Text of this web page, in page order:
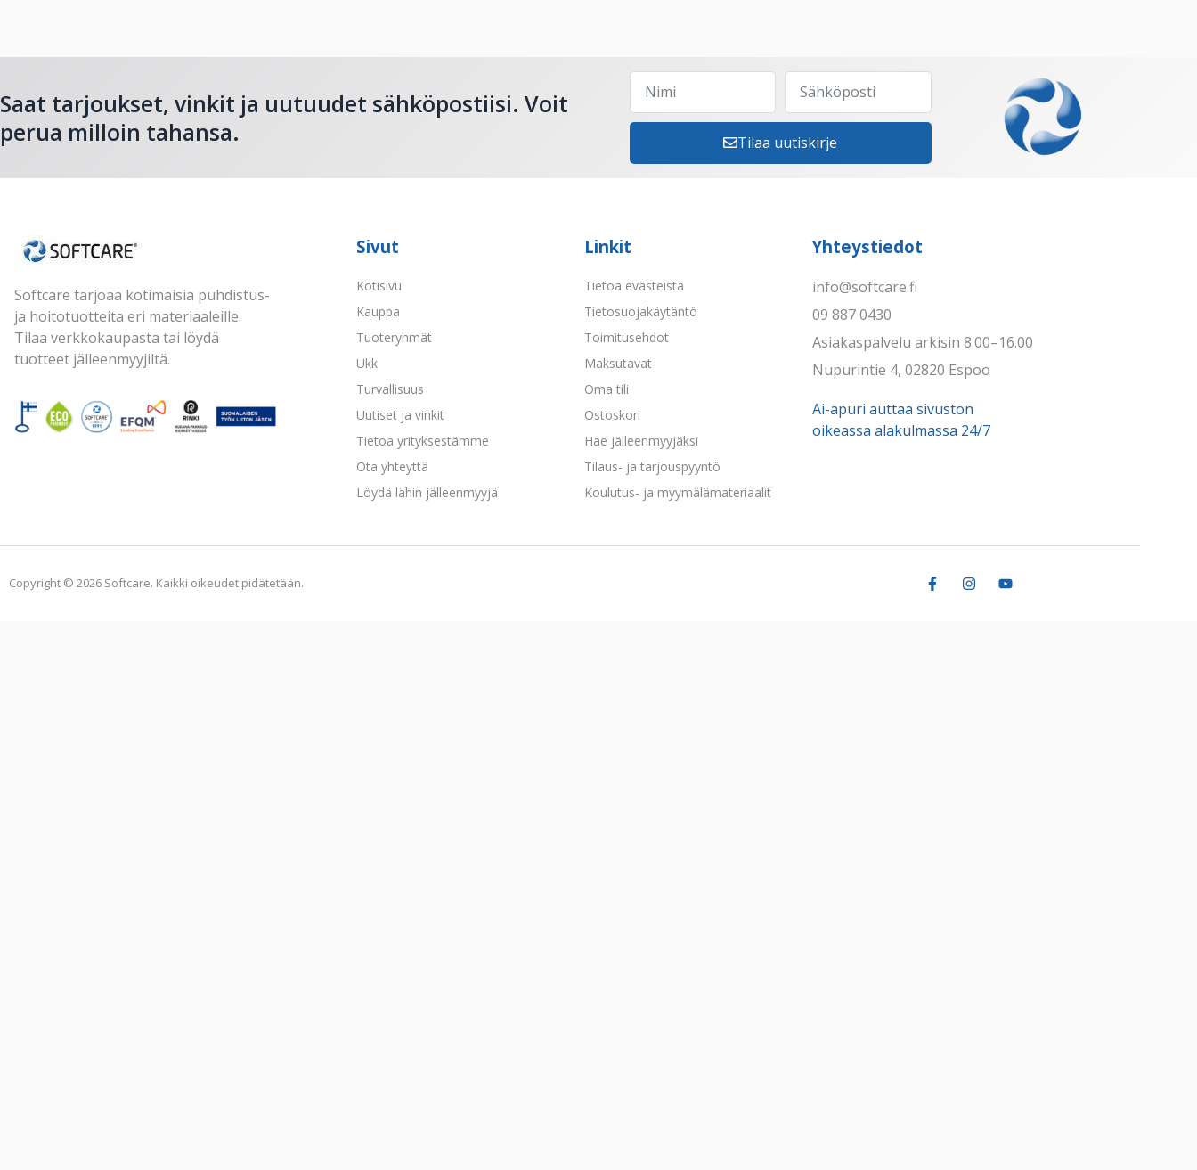
Saat tarjoukset, vinkit ja uutuudet sähköpostiisi. Voit
perua milloin tahansa.
Tilaa uutiskirje
Softcare tarjoaa kotimaisia puhdistus-
ja hoitotuotteita eri materiaaleille.
Tilaa verkkokaupasta tai löydä
tuotteet jälleenmyyjiltä.
Sivut
Kotisivu
Kauppa
Tuoteryhmät
Ukk
Turvallisuus
Uutiset ja vinkit
Tietoa yrityksestämme
Ota yhteyttä
Löydä lähin jälleenmyyjä
Linkit
Tietoa evästeistä
Tietosuojakäytäntö
Toimitusehdot
Maksutavat
Oma tili
Ostoskori
Hae jälleenmyyjäksi
Tilaus- ja tarjouspyyntö
Koulutus- ja myymälämateriaalit
Yhteystiedot
info@softcare.fi
09 887 0430
Asiakaspalvelu arkisin 8.00–16.00
Nupurintie 4, 02820 Espoo
Ai-apuri auttaa sivuston
oikeassa alakulmassa 24/7
Copyright © 2026 Softcare. Kaikki oikeudet pidätetään.